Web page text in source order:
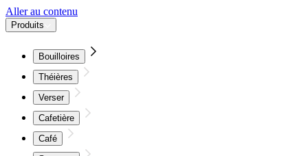
Aller au contenu
Produits
Bouilloires
Théières
Verser
Cafetière
Café